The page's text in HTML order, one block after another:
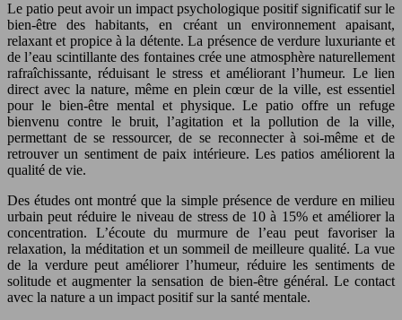
Le patio peut avoir un impact psychologique positif significatif sur le
bien-être des habitants, en créant un environnement apaisant,
relaxant et propice à la détente. La présence de verdure luxuriante et
de l’eau scintillante des fontaines crée une atmosphère naturellement
rafraîchissante, réduisant le stress et améliorant l’humeur. Le lien
direct avec la nature, même en plein cœur de la ville, est essentiel
pour le bien-être mental et physique. Le patio offre un refuge
bienvenu contre le bruit, l’agitation et la pollution de la ville,
permettant de se ressourcer, de se reconnecter à soi-même et de
retrouver un sentiment de paix intérieure. Les patios améliorent la
qualité de vie.
Des études ont montré que la simple présence de verdure en milieu
urbain peut réduire le niveau de stress de 10 à 15% et améliorer la
concentration. L’écoute du murmure de l’eau peut favoriser la
relaxation, la méditation et un sommeil de meilleure qualité. La vue
de la verdure peut améliorer l’humeur, réduire les sentiments de
solitude et augmenter la sensation de bien-être général. Le contact
avec la nature a un impact positif sur la santé mentale.